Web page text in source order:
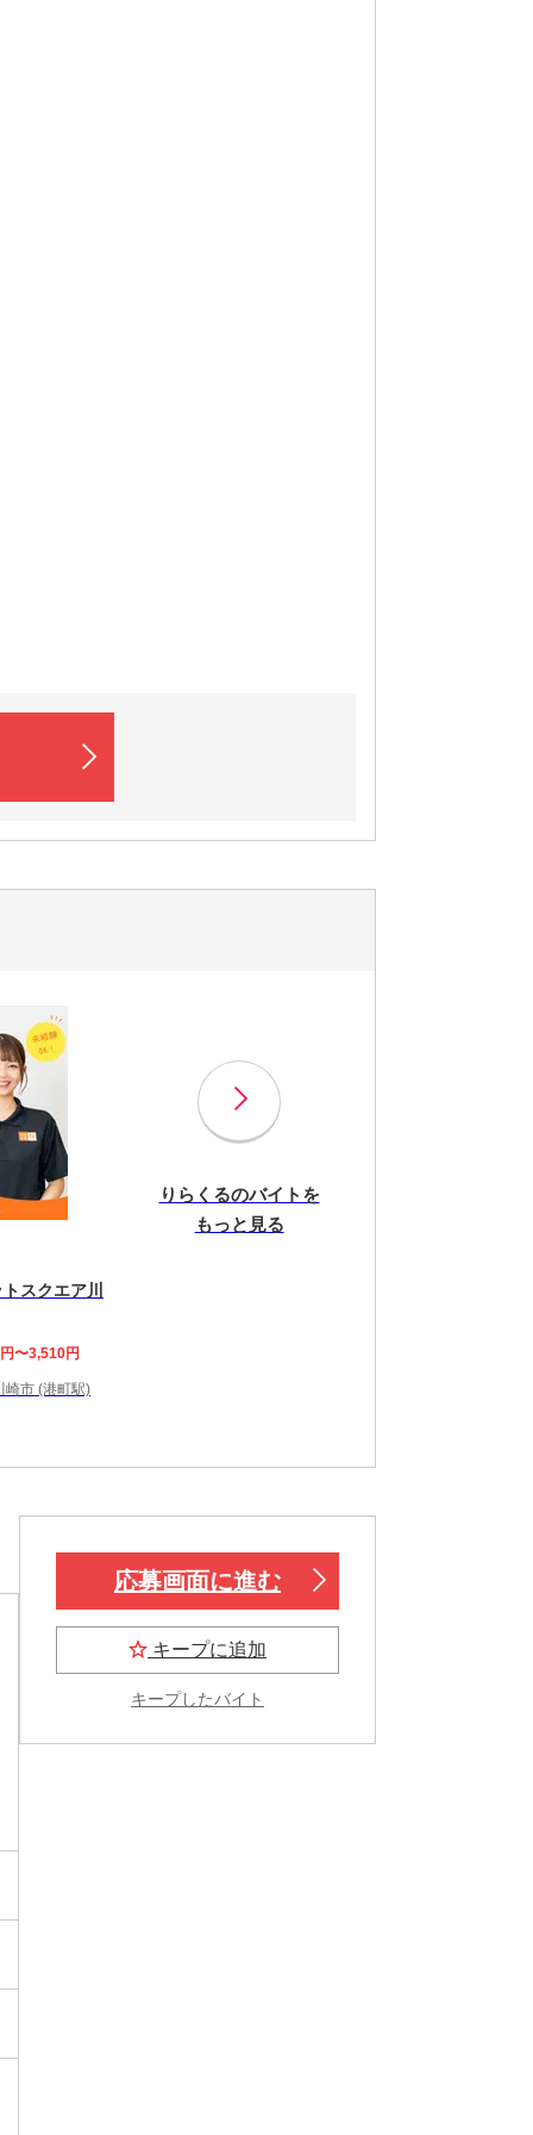
スクエア川
〜3,510円
崎市 (港町駅)
りらくるのバイトを
もっと見る
応募画面に進む
キープに追加
キープしたバイト